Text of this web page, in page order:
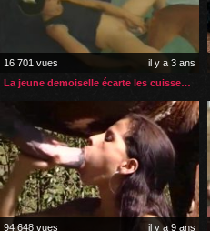
16 701 vues
il y a 3 ans
La jeune demoiselle écarte les cuisses pour son chien
94 648 vues il y a 9 ans